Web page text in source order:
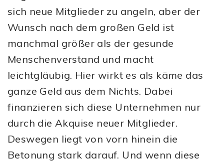
sich neue Mitglieder zu angeln, aber der
Wunsch nach dem großen Geld ist
manchmal größer als der gesunde
Menschenverstand und macht
leichtgläubig. Hier wirkt es als käme das
ganze Geld aus dem Nichts. Dabei
finanzieren sich diese Unternehmen nur
durch die Akquise neuer Mitglieder.
Deswegen liegt von vorn hinein die
Betonung stark darauf. Und wenn diese